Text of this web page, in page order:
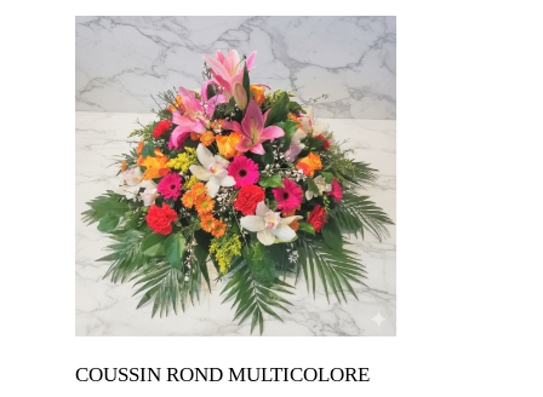
COUSSIN ROND MULTICOLORE